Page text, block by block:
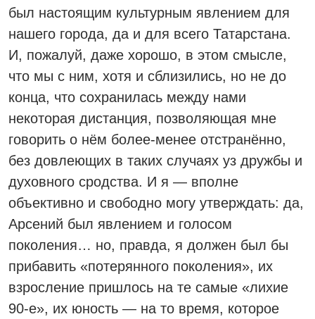
был настоящим культурным явлением для
нашего города, да и для всего Татарстана.
И, пожалуй, даже хорошо, в этом смысле,
что мы с ним, хотя и сблизились, но не до
конца, что сохранилась между нами
некоторая дистанция, позволяющая мне
говорить о нём более-менее отстранённо,
без довлеющих в таких случаях уз дружбы и
духовного сродства. И я — вполне
объективно и свободно могу утверждать: да,
Арсений был явлением и голосом
поколения… но, правда, я должен был бы
прибавить «потерянного поколения», их
взросление пришлось на те самые «лихие
90-е», их юность — на то время, которое